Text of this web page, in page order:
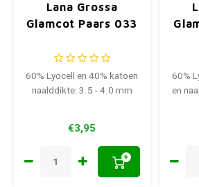
Lana Grossa
Glamcot Paars 033
60% Lyocell en 40% katoen
naalddikte: 3.5 - 4.0 mm
€3,95
+
60%
en